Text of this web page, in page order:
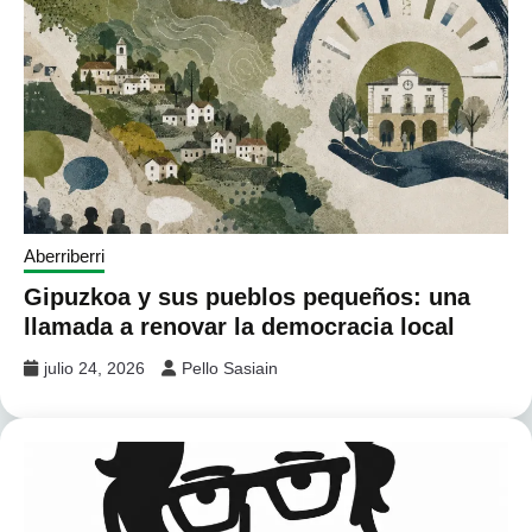
Aberriberri
Gipuzkoa y sus pueblos pequeños: una
llamada a renovar la democracia local
julio 24, 2026 Pello Sasiain